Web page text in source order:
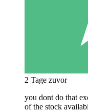
2 Tage zuvor
you dont do that
of the stock